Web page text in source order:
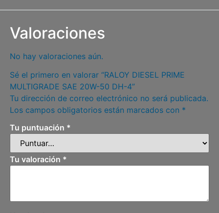
Valoraciones
No hay valoraciones aún.
Sé el primero en valorar “RALOY DIESEL PRIME
MULTIGRADE SAE 20W-50 DH-4”
Tu dirección de correo electrónico no será publicada.
Los campos obligatorios están marcados con *
Tu puntuación *
Tu valoración *